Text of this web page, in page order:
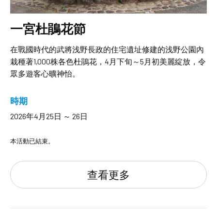
一宮杜鵑花節
在戰國時代的武將浅野長政的住宅遺址修建的浅野公園內
栽種著1,000株各色杜鵑花，4月下旬～5月初美麗綻放，令
眾多遊客心曠神怡。
時期
2026年4月25日 ～ 26日
本活動已結束。
查看更多